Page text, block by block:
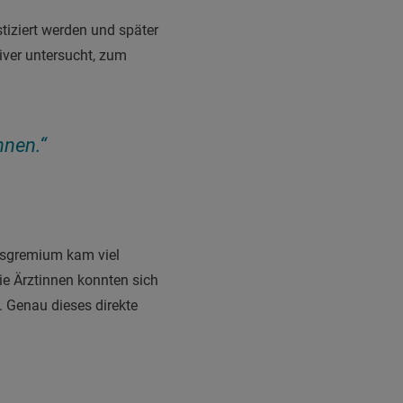
werden und später
untersucht, zum
kam viel
Ärztinnen konnten sich
dieses direkte